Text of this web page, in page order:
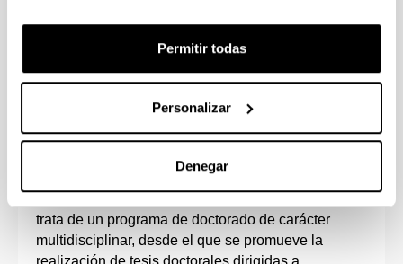
Permitir todas
Personalizar
Denegar
Este programa está impulsado por el Instituto
Hegoa y los Departamentos de Economía Aplicada
Derecho de la Empresa y el Instituo GEZKI.
Está orientado a la formación de investigadores e
investigadoras en las materias relacionadas con las
trata de un programa de doctorado de carácter
multidisciplinar, desde el que se promueve la